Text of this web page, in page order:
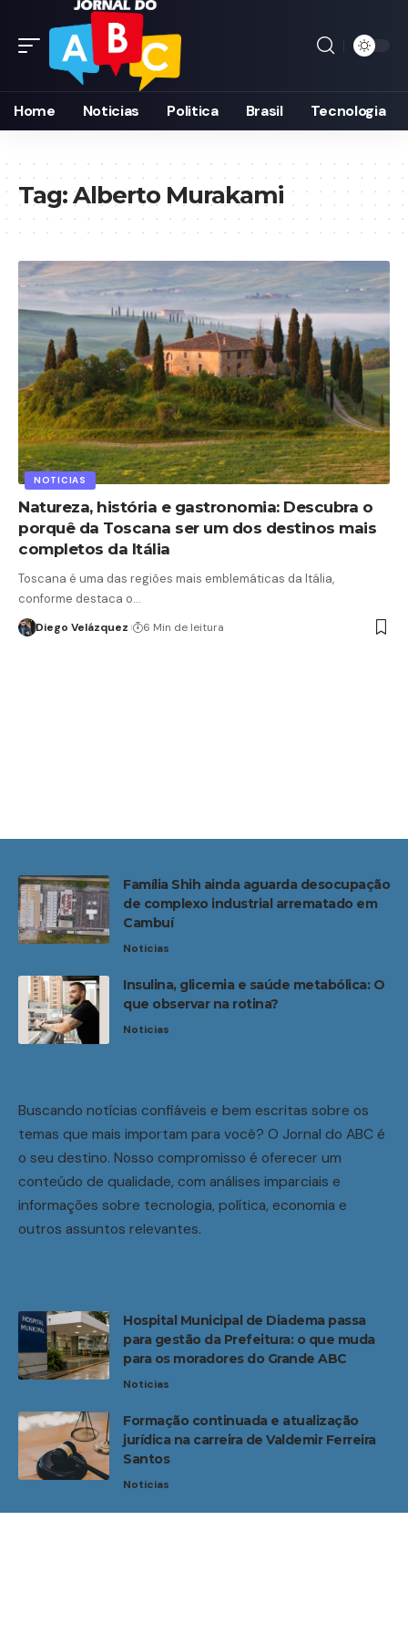
Home Noticias Politica Brasil Tecnologia
Tag:Alberto Murakami
NOTICIAS
Natureza, história e gastronomia: Descubra o
porquê da Toscana ser um dos destinos mais
completos da Itália
Toscana é uma das regiões mais emblemáticas da Itália,
conforme destaca o…
Diego Velázquez 6 Min de leitura
Família Shih ainda aguarda desocupação
de complexo industrial arrematado em
Cambuí
Noticias
Insulina, glicemia e saúde metabólica: O
que observar na rotina?
Noticias
Buscando notícias confiáveis e bem escritas sobre os
temas que mais importam para você? O Jornal do ABC é
o seu destino. Nosso compromisso é oferecer um
conteúdo de qualidade, com análises imparciais e
informações sobre tecnologia, política, economia e
outros assuntos relevantes.
Hospital Municipal de Diadema passa
para gestão da Prefeitura: o que muda
para os moradores do Grande ABC
Noticias
Formação continuada e atualização
jurídica na carreira de Valdemir Ferreira
Santos
Noticias